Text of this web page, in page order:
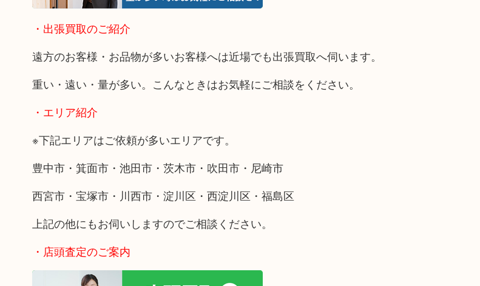
・出張買取のご紹介
遠方のお客様・お品物が多いお客様へは近場でも出張買取へ伺います。
重い・遠い・量が多い。こんなときはお気軽にご相談をください。
・エリア紹介
※下記エリアはご依頼が多いエリアです。
豊中市・箕面市・池田市・茨木市・吹田市・尼崎市
西宮市・宝塚市・川西市・淀川区・西淀川区・福島区
上記の他にもお伺いしますのでご相談ください。
・店頭査定のご案内